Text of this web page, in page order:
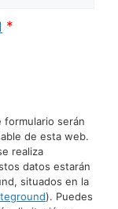
*
serán
de esta web.
realiza
datos estarán
situados en la
). Puedes